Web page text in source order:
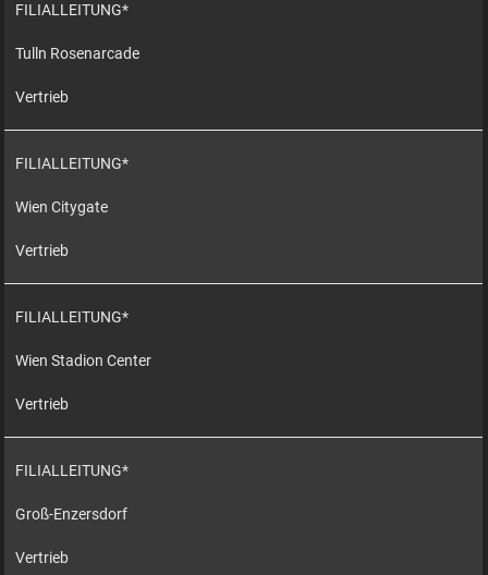
FILIALLEITUNG*
Tulln Rosenarcade
Vertrieb
FILIALLEITUNG*
Wien Citygate
Vertrieb
FILIALLEITUNG*
Wien Stadion Center
Vertrieb
FILIALLEITUNG*
Groß-Enzersdorf
Vertrieb